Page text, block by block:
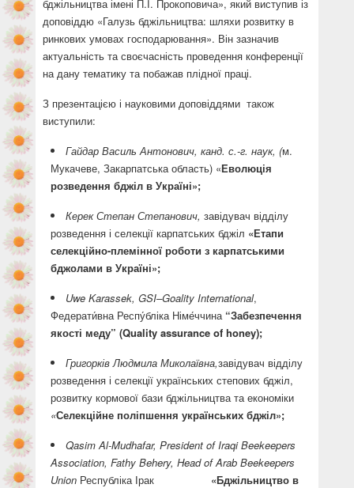
бджільництва імені П.І. Прокоповича», який виступив із
доповіддю «Галузь бджільництва: шляхи розвитку в
ринкових умовах господарювання». Він зазначив
актуальність та своєчасність проведення конференції
на дану тематику та побажав плідної праці.
З презентацією і науковими доповіддями також
виступили:
Гайдар Василь Антонович, канд. с.-г. наук, (м.
Мукачеве, Закарпатська область) «Еволюція
розведення бджіл в Україні»;
Керек Степан Степанович, завідувач відділу
розведення і селекції карпатських бджіл «Етапи
селекційно-племінної роботи з карпатськими
бджолами в Україні»;
Uwe Karassek, GSI–Goality International,
Федерати́вна Респу́бліка Німе́ччина“Забезпечення
якості меду” (Quality assurance of honey);
Григорків Людмила Миколаївна,завідувач відділу
розведення і селекції українських степових бджіл,
розвитку кормової бази бджільництва та економіки
«Селекційне поліпшення українських бджіл»;
Qasim Al-Mudhafar, President of Iraqi Beekeepers
Association, Fathy Behery, Head of Arab Beekeepers
UnionРеспубліка Ірак «Бджільництво в